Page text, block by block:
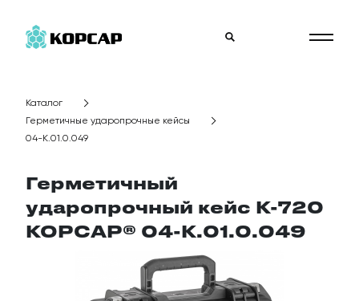
Каталог
Герметичные ударопрочные кейсы
04-K.01.0.049
Герметичный
ударопрочный кейс К-720
КОРСАР® 04-K.01.0.049